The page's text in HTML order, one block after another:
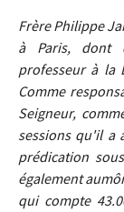
Frère Philippe
à Paris, dont
professeur à la
Comme
Seigneur,
sessions qu'il a
prédication
également
qui compte